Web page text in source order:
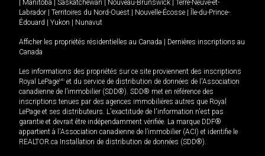
Manitoba Saskatchewan Nouveau-Brunswick
Terre-Neuve-et-
Labrador
Territoires du Nord-Ouest Nouvelle-Écosse
Île-du-Prince-
Édouard
Yukon Nunavut
Afficher les propriétés résidentielles au Canada
Dernières inscriptions au
Canada
Les informations des propriétés sur ce site proviennent des inscriptions
Royal LePageMD et du service de distribution de données de l'Association
canadienne de l’immobilier (SDD®). SDD® met en référence des
inscriptions tenues par des agences immobilières autres que Royal
LePage et ses distributeurs. L'exactitude de l'information n'est pas
garantie et devrait être indépendamment vérifiée. La marque DDF®
appartient à l'Association canadienne de l’immobilier (ACI) et identifie le
REALTOR.ca Installation de distribution de données (SDD®).